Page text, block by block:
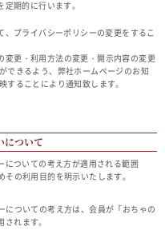
期的に行います。
プライバシーポリシーの変更をするこ
変更・利用方法の変更・開示内容の変更
できるよう、弊社ホームページのお知
することにより通知致します。
について
についての考え方が適用される範囲
の利用目的を明示いたします。
についての考え方は、会員が「おちゃの
されます。